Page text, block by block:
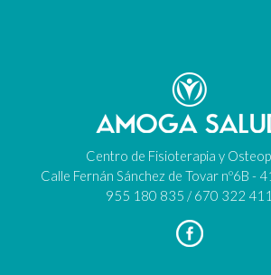
Centro de Fisioterapia y
Calle Fernán Sánchez de Tovar nº6B -
955 180 835 / 670 322 411